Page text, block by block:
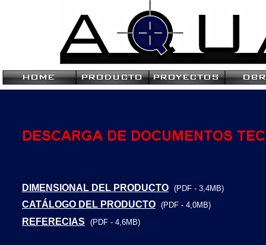
DIMENSIONAL DEL PRODUCTO (PDF - 3,4MB)
CATÁLOGO DEL PRODUCTO (PDF - 4,0MB)
REFERECIAS (PDF - 4,6MB)